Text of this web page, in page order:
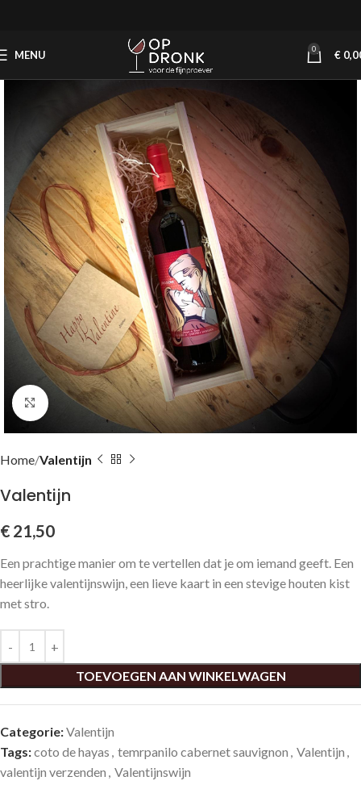
MENU 0 €
Click to enlarge
Home Valentijn
Valentijn
€ 21,50
Een prachtige manier om te vertellen dat je om iemand geeft. Een
heerlijke valentijnswijn, een lieve kaart in een stevige houten kist
met stro.
TOEVOEGEN AAN WINKELWAGEN
Categorie:Valentijn
Tags:coto de hayas , temrpanilo cabernet sauvignon , Valentijn ,
valentijn verzenden , Valentijnswijn